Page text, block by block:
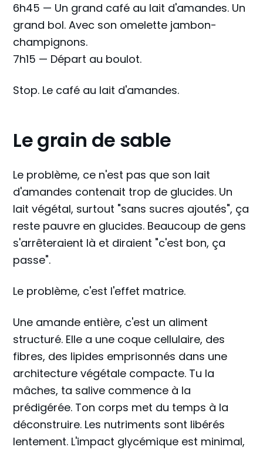
6h45 — Un grand café au lait d'amandes. Un
grand bol. Avec son omelette jambon-
champignons.
7h15 — Départ au boulot.
Stop. Le café au lait d'amandes.
Le grain de sable
Le problème, ce n'est pas que son lait
d'amandes contenait trop de glucides. Un
lait végétal, surtout "sans sucres ajoutés", ça
reste pauvre en glucides. Beaucoup de gens
s'arrêteraient là et diraient "c'est bon, ça
passe".
Le problème, c'est l'effet matrice.
Une amande entière, c'est un aliment
structuré. Elle a une coque cellulaire, des
fibres, des lipides emprisonnés dans une
architecture végétale compacte. Tu la
mâches, ta salive commence à la
prédigérée. Ton corps met du temps à la
déconstruire. Les nutriments sont libérés
lentement. L'impact glycémique est minimal,